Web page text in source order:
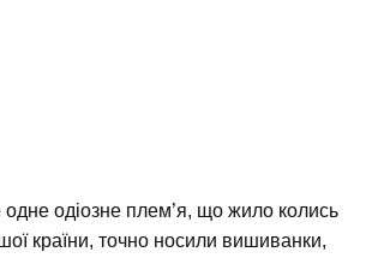
одіозне плем’я, що жило колись
країни, точно носили вишиванки,